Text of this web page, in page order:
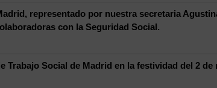
representado por nuestra secretaria
con la Seguridad Social.
Trabajo Social de Madrid en la festividad del 2 de